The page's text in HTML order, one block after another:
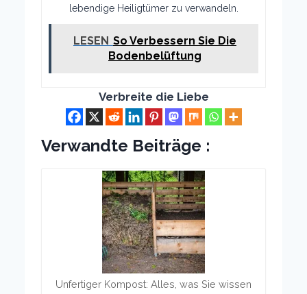
lebendige Heiligtümer zu verwandeln.
LESEN So Verbessern Sie Die
Bodenbelüftung
Verbreite die Liebe
Verwandte Beiträge :
Unfertiger Kompost: Alles, was Sie wissen